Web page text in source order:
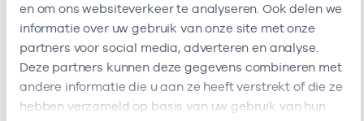
en om ons websiteverkeer te analyseren. Ook delen we
informatie over uw gebruik van onze site met onze
partners voor social media, adverteren en analyse.
Deze partners kunnen deze gegevens combineren met
andere informatie die u aan ze heeft verstrekt of die ze
hebben verzameld op basis van uw gebruik van hun
Ik ben werkzaam bij de volgende vestigingen
Ik heb een arbeidsrelatie met
Naam Rol AGB-code